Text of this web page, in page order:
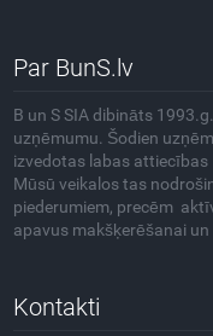
Par BunS.lv
B un S SIA dibināts
uzņēmumu. Šodien
izvedotas labas
Mūsū veikalos tas
piederumiem, precēm
apavus makšķerēšanai
Kontakti